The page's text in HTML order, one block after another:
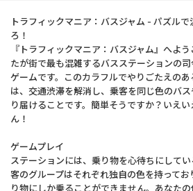
トラフィックマニア：バスジャム - パズル
ろ！
『トラフィックマニア：バスジャム』へよ
たが街で最も混雑するバスステーションの
ゲームです。このカラフルでやりごたえの
は、交通渋滞を解消し、乗客を同じ色のバ
り届けることです。簡単そうですか？いえ
ん！
ゲームプレイ
ステーションには、乗り物を心待ちにして
客のグループはそれぞれ独自の色を持って
り物にしか乗ることができません。あなた